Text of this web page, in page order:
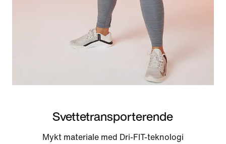
Svettetransporterende
Mykt materiale med Dri-FIT-teknologi